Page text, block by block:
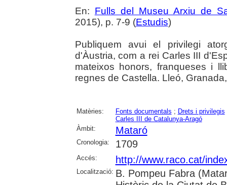
En: Fulls del Museu Arxiu de
2015), p. 7-9 (Estudis)
Publiquem avui el privilegi
d'Àustria, com a rei Carles III
mateixos honors, franqueses i
regnes de Castella. Lleó,
Matèries: Fonts documentals ; Drets i privilegis
Carles III de Catalunya-Aragó
Àmbit:
Mataró
Cronologia: 1709
Accés: http://www.raco.cat/
Localització: B. Pompeu Fabra